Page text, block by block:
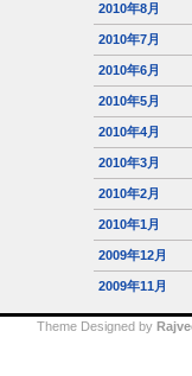
2010年8月
2010年7月
2010年6月
2010年5月
2010年4月
2010年3月
2010年2月
2010年1月
2009年12月
2009年11月
Theme Designed by